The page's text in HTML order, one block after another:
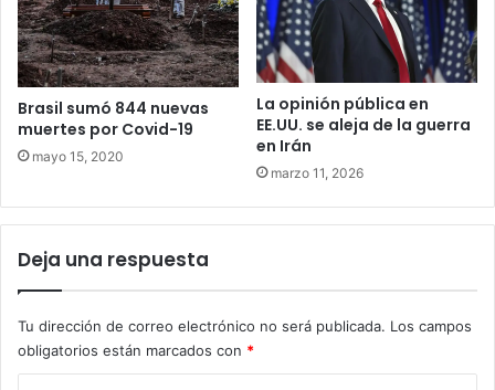
Brasil sumó 844 nuevas
muertes por Covid-19
mayo 15, 2020
La opinión pública en
EE.UU. se aleja de la guerra
en Irán
marzo 11, 2026
Deja una respuesta
Tu dirección de correo electrónico no será publicada. Los campos
obligatorios están marcados con *